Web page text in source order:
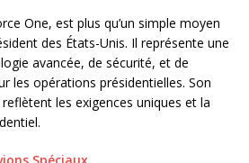
One, est plus qu’un simple moyen
des États-Unis. Il représente une
avancée, de sécurité, et de
les opérations présidentielles. Son
les exigences uniques et la